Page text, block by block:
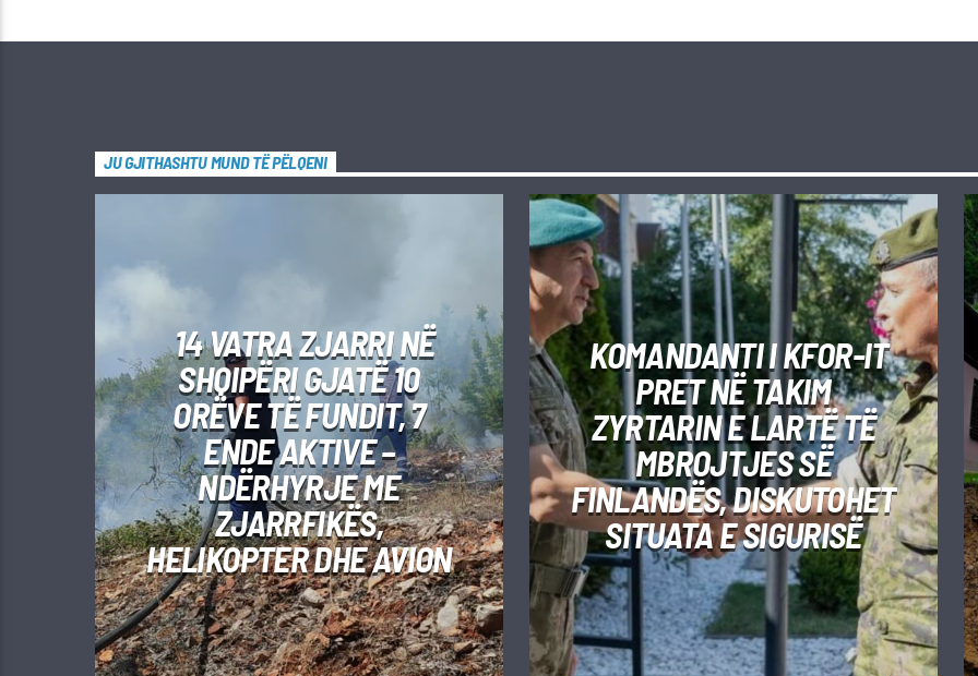
JU GJITHASHTU MUND TË PËLQENI
14 VATRA ZJARRI NË
SHQIPËRI GJATË 10
ORËVE TË FUNDIT, 7
ENDE AKTIVE –
NDËRHYRJE ME
ZJARRFIKËS,
HELIKOPTER DHE AVION
KOMANDANTI I KFOR-IT
PRET NË TAKIM
ZYRTARIN E LARTË TË
MBROJTJES SË
FINLANDËS, DISKUTOHET
SITUATA E SIGURISË